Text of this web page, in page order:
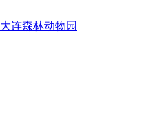
大连森林动物园